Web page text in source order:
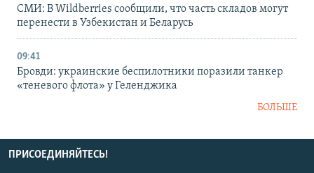
СМИ: В Wildberries сообщили, что часть складов могут
перенести в Узбекистан и Беларусь
09:41
Бровди: украинские беспилотники поразили танкер
«теневого флота» у Геленджика
БОЛЬШЕ
ПРИСОЕДИНЯЙТЕСЬ!